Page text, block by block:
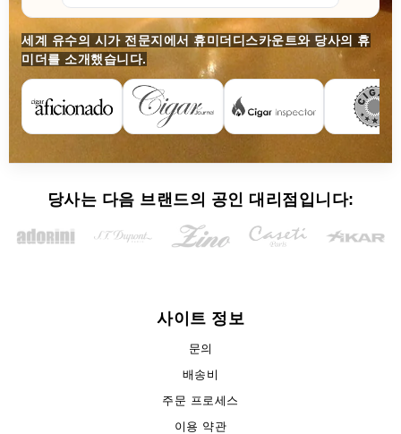
세계 유수의 시가 전문지에서 휴미더디스카운트와 당사의 휴
미더를 소개했습니다.
당사는 다음 브랜드의 공인 대리점입니다:
사이트 정보
문의
배송비
주문 프로세스
이용 약관